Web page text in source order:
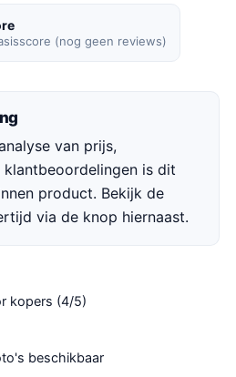
(nog geen reviews)
van prijs,
klantbeoordelingen is dit
product. Bekijk de
via de knop hiernaast.
kopers (4/5)
beschikbaar